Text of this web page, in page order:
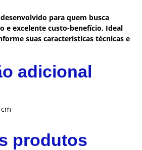
para quem busca
e excelente custo-benefício. Ideal
suas características técnicas e
adicional
produtos